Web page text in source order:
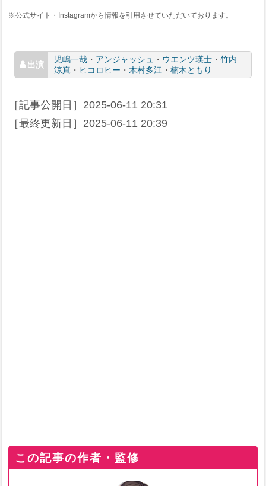
※公式サイト・Instagramから情報を引用させていただいております。
児嶋一哉・ アンジャッシュ ・ ウエンツ瑛士・ 竹内
涼真・ ヒコロヒー ・ 木村多江 ・ 楠木ともり
［記事公開日］ 2025-06-11 20:31
［最終更新日］ 2025-06-11 20:39
この記事の作者・監修